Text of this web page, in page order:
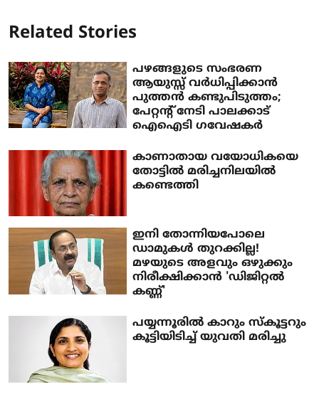
Related Stories
പഴങ്ങളുടെ സംഭരണ
ആയുസ്സ് വർധിപ്പിക്കാൻ
പുത്തൻ കണ്ടുപിടുത്തം;
പേറ്റന്റ് നേടി പാലക്കാട്
ഐഐടി ഗവേഷകർ
കാണാതായ വയോധികയെ
തോട്ടിൽ മരിച്ചനിലയിൽ
കണ്ടെത്തി
ഇനി തോന്നിയപോലെ
ഡാമുകൾ തുറക്കില്ല!
മഴയുടെ അളവും ഒഴുക്കും
നിരീക്ഷിക്കാൻ 'ഡിജിറ്റൽ
കണ്ണ്'
പയ്യന്നൂരിൽ കാറും സ്കൂട്ടറും
കൂട്ടിയിടിച്ച് യുവതി മരിച്ചു